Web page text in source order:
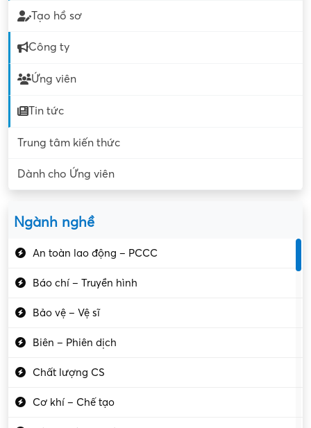
Tạo hồ sơ
Công ty
Ứng viên
Tin tức
Trung tâm kiến thức
Dành cho Ứng viên
Ngành nghề
An toàn lao động – PCCC
Báo chí – Truyền hình
Bảo vệ – Vệ sĩ
Biên – Phiên dịch
Chất lượng CS
Cơ khí – Chế tạo